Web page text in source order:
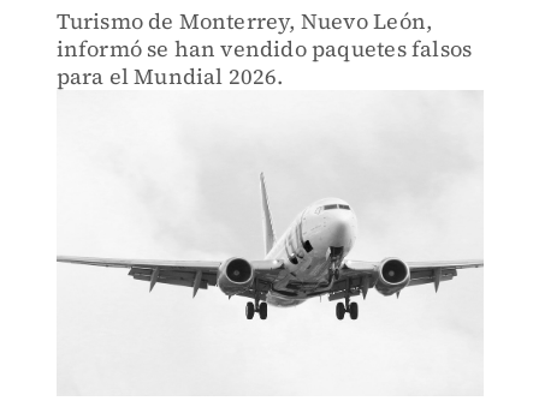
Turismo de Monterrey, Nuevo León,
informó se han vendido paquetes falsos
para el Mundial 2026.